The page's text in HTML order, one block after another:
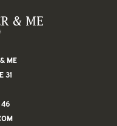
ME
31